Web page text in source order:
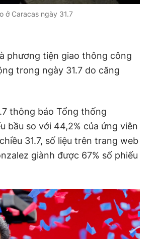
ở Caracas ngày 31.7
phương tiện giao thông công
trong ngày 31.7 do căng
thông báo Tổng thống
bầu so với 44,2% của ứng viên
31.7, số liệu trên trang web
giành được 67% số phiếu